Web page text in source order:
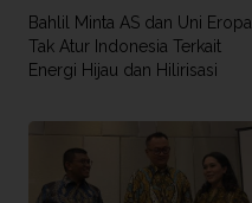
Bahlil Minta AS dan Uni Eropa
Tak Atur Indonesia Terkait
Energi Hijau dan Hilirisasi